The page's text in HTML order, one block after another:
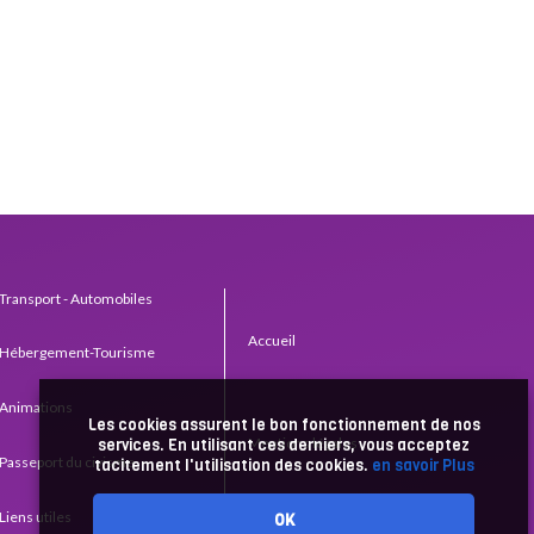
Les cookies assurent le bon fonctionnement de nos
services. En utilisant ces derniers, vous acceptez
tacitement l'utilisation des cookies. en savoir Plus
OK
Transport - Automobiles
Hébergement-Tourisme
Animations
Passeport du civisme
Liens utiles
Accueil
Mentions légales